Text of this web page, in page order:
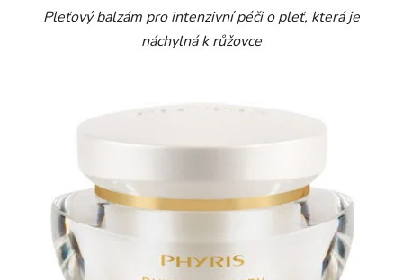
Pleťový balzám pro intenzivní péči o pleť, která je
náchylná k růžovce